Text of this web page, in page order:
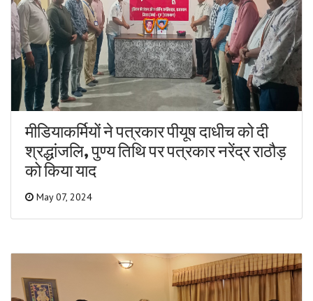
मीडियाकर्मियों ने पत्रकार पीयूष दाधीच को दी
श्रद्धांजलि, पुण्य तिथि पर पत्रकार नरेंद्र राठौड़
को किया याद
May 07, 2024